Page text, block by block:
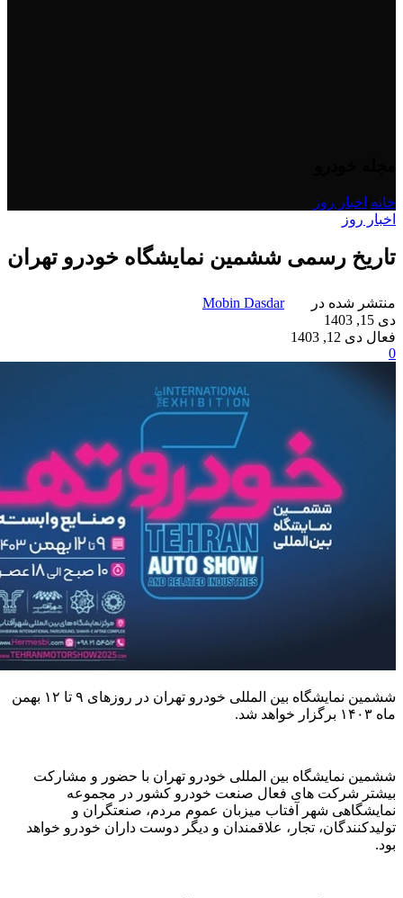
خانه اخبار روز
اخبار روز
تاریخ رسمی ششمین نمایشگاه خودرو تهران
منتشر شده در
Mobin Dasdar
دی 15, 1403
فعال دی 12, 1403
0
ششمین نمایشگاه بین المللی خودرو تهران در روزهای ۹ تا ۱۲ بهمن
ماه ۱۴۰۳ برگزار خواهد شد.
ششمین نمایشگاه بین المللی خودرو تهران با حضور و مشارکت
بیشتر شرکت های فعال صنعت خودرو کشور در مجموعه
نمایشگاهی شهر آفتاب میزبان عموم مردم، صنعتگران و
تولیدکنندگان، تجار، علاقمندان و دیگر دوست داران خودرو خواهد
بود.